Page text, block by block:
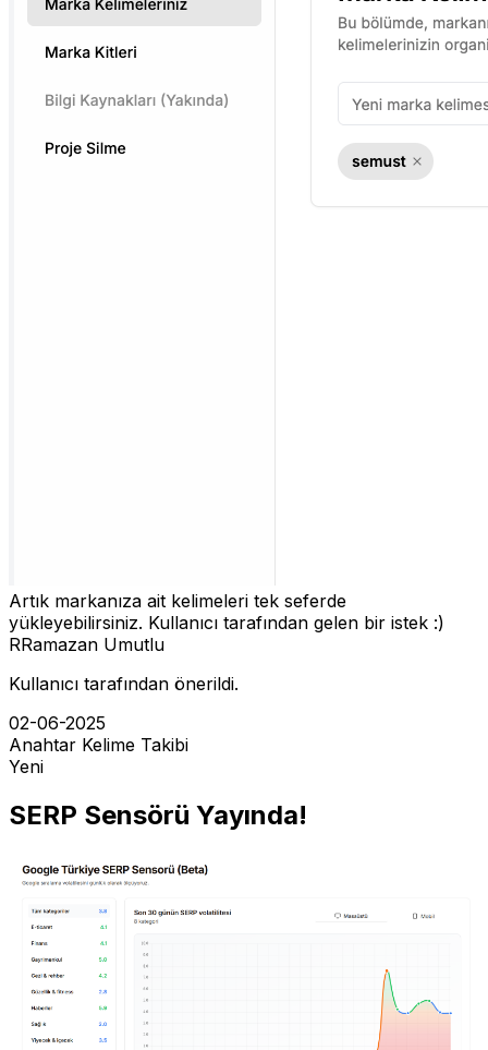
Artık markanıza ait kelimeleri tek seferde
yükleyebilirsiniz. Kullanıcı tarafından gelen bir istek :)
RRamazan Umutlu
Kullanıcı tarafından önerildi.
02-06-2025
Anahtar Kelime Takibi
Yeni
SERP Sensörü Yayında!